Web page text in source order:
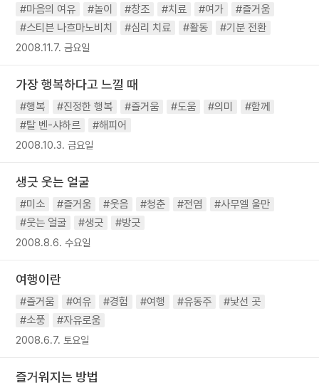
#마음의 여유 #놀이 #창조 #치료 #여가
#즐거움
#스티븐 나흐마노비치
#심리 치료 #활동 #기분 전환
2008.11.7. 금요일
가장 행복하다고 느낄 때
#행복 #진정한 행복 #즐거움 #도움 #의미
#함께
#탈 벤-샤하르
#해피어
2008.10.3. 금요일
생긋 웃는 얼굴
#미소 #즐거움 #웃음 #청춘 #전염
#사무엘 울만
#웃는 얼굴
#생긋 #방긋
2008.8.6. 수요일
여행이란
#즐거움 #여유 #경험 #여행 #유동주
#낯선 곳
#소풍
#자유로움
2008.6.7. 토요일
즐거워지는 방법